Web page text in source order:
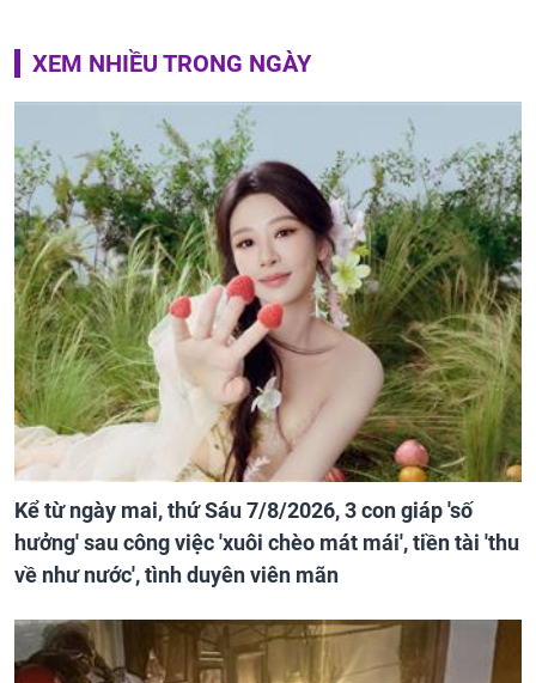
XEM NHIỀU TRONG NGÀY
Kể từ ngày mai, thứ Sáu 7/8/2026, 3 con giáp 'số
hưởng' sau công việc 'xuôi chèo mát mái', tiền tài 'thu
về như nước', tình duyên viên mãn